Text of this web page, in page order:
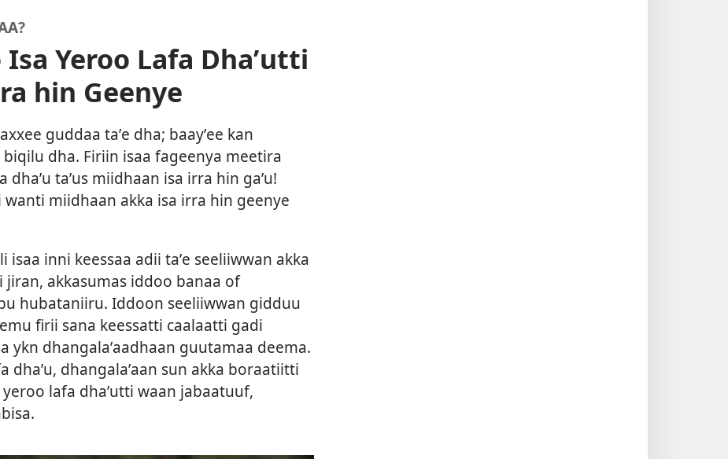
Yeroo Lafa Dhaʼutti
hin Geenye
guddaa taʼe dha; baayʼee kan
dha. Firiin isaa fageenya meetira
taʼus miidhaan isa irra hin gaʼu!
miidhaan akka isa irra hin geenye
inni keessaa adii taʼe seeliiwwan akka
jiran, akkasumas iddoo banaa of
hubataniiru. Iddoon seeliiwwan gidduu
firii sana keessatti caalaatti gadi
ykn dhangalaʼaadhaan guutamaa deema.
dhangalaʼaan sun akka boraatiitti
lafa dhaʼutti waan jabaatuuf,